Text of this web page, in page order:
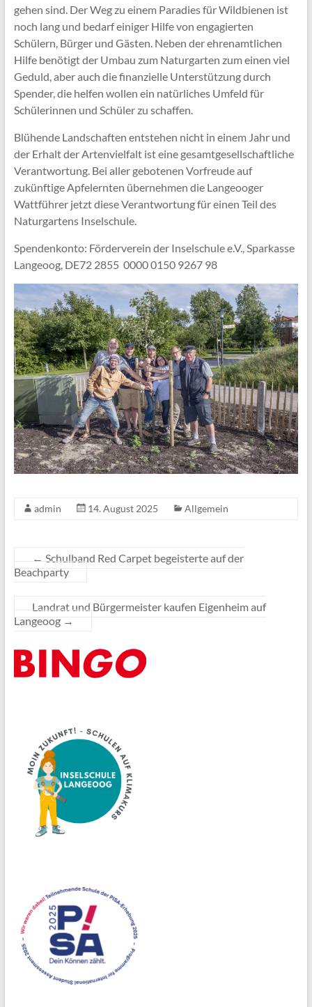
gehen sind. Der Weg zu einem Paradies für Wildbienen ist
noch lang und bedarf einiger Hilfe von engagierten
Schülern, Bürger und Gästen. Neben der ehrenamtlichen
Hilfe benötigt der Umbau zum Naturgarten zum einen viel
Geduld, aber auch die finanzielle Unterstützung durch
Spender, die helfen wollen ein natürliches Umfeld für
Schülerinnen und Schüler zu schaffen.
Blühende Landschaften entstehen nicht in einem Jahr und
der Erhalt der Artenvielfalt ist eine gesamtgesellschaftliche
Verantwortung. Bei aller gebotenen Vorfreude auf
zukünftige Apfelernten übernehmen die Langeooger
Wattführer jetzt diese Verantwortung für einen Teil des
Naturgartens Inselschule.
Spendenkonto: Förderverein der Inselschule e.V., Sparkasse
Langeoog, DE72 2855 0000 0150 9267 98
admin 14. August 2025 Allgemein
← Schulband Red Carpet begeisterte auf der
Beachparty
Landrat und Bürgermeister kaufen Eigenheim auf
Langeoog →